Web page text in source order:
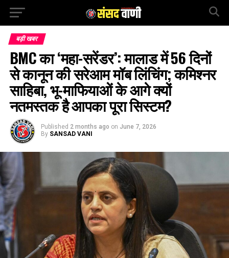
बड़ी खबर
BMC का ‘महा-सरेंडर’: मालाड में 56 दिनों
से कानून की सरेआम मॉब लिंचिंग; कमिश्नर
साहिबा, भू-माफियाओं के आगे क्यों
नतमस्तक है आपका पूरा सिस्टम?
Published 2 months ago on June 7, 2026
By SANSAD VANI